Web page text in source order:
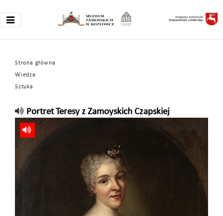
Strona główna
Wiedza
Sztuka
Portret Teresy z Zamoyskich Czapskiej